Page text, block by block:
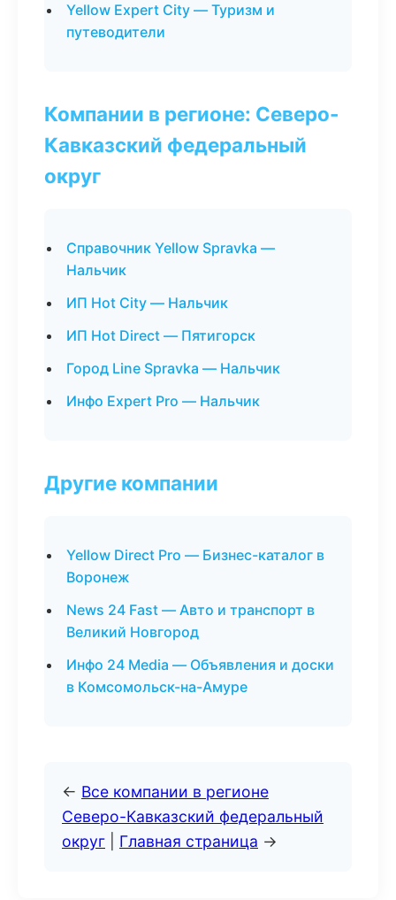
Yellow Expert City — Туризм и
путеводители
Компании в регионе: Северо-
Кавказский федеральный
округ
Справочник Yellow Spravka —
Нальчик
ИП Hot City — Нальчик
ИП Hot Direct — Пятигорск
Город Line Spravka — Нальчик
Инфо Expert Pro — Нальчик
Другие компании
Yellow Direct Pro — Бизнес-каталог в
Воронеж
News 24 Fast — Авто и транспорт в
Великий Новгород
Инфо 24 Media — Объявления и доски
в Комсомольск-на-Амуре
← Все компании в регионе
Северо-Кавказский федеральный
округ
Главная страница →